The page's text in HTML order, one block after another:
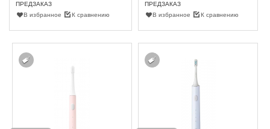
ПРЕДЗАКАЗ
В избранное
К сравнению
ПРЕДЗАКАЗ
В избранное
К сравнению